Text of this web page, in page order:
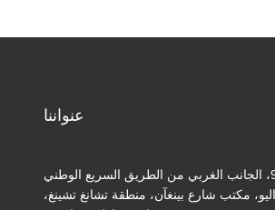
عنواننا
رقم 9269، الجانب الغربي من الطريق السريع الوطني
داليو، مكتب شارع بينغآن، منطقة تشانغ تشينغ،